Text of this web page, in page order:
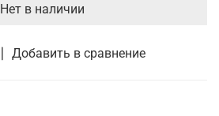
Добавить в сравнение
Нет в наличии